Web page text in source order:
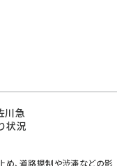
川急
状況
、道路規制や渋滞などの影